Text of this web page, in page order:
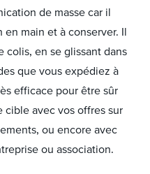
de masse car il
main et à conserver. Il
colis, en se glissant dans
que vous expédiez à
efficace pour être sûr
avec vos offres sur
ou encore avec
ou association.